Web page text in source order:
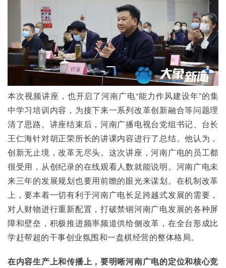
本次视频讲座，也开启了河南广电“能力作风建设年”的集
中学习培训内容，为接下来一系列改革创新融合等问题理
清了思路。讲座结束后，河南广播电视台党组书记、台长
王仁海针对胡正荣所长的讲课内容进行了总结。他认为，
创新无止境，改革无尽头。这次讲座，河南广电的员工都
很受用，从创纪录的在线观看人数就能说明。河南广电未
来三年的发展规划也要用前瞻的眼光来谋划。在机制改革
上，要本着一切有利于河南广电长足跨越式发展的需要，
对人财物进行重新配置，打破禁锢河南广电发展的各种屏
障和壁垒，积极推进频率频道供给侧改革，在全台形成比
学赶帮超的干事创业氛围和一盘棋经营的整体格局。
在内容生产上和传播上，要明晰河南广电的定位和核心竞